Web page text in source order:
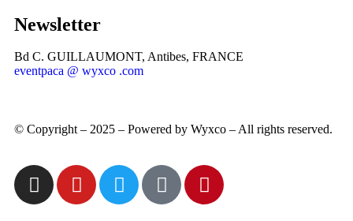
Newsletter
Bd C. GUILLAUMONT, Antibes, FRANCE
eventpaca @ wyxco .com
© Copyright – 2025 – Powered by Wyxco – All rights reserved.